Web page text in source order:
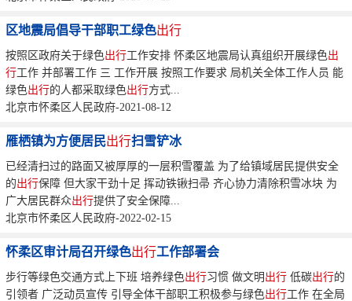
区地震局倡导干部职工绿色出行
按照区政府关于绿色出行工作安排 怀柔区地震局认真组织开展绿色出
行工作 并部署工作 三 工作开展 按照工作要求 局机关全体工作人员 能
绿色出行的人都采取绿色出行方式...
北京市怀柔区人民政府-2021-08-12
雁栖镇为方便居民出行扫雪铲冰
已经清扫过的路面又被厚厚的一层积雪覆盖 为了给镇域居民提供安全
的出行保障 但大家干劲十足 挥动铁锹扫帚 齐心协力清除积雪冰块 为
广大居民群众出行提供了安全保障...
北京市怀柔区人民政府-2022-02-15
怀柔区审计局召开绿色出行工作部署会
步行等绿色交通方式上下班 培养绿色出行习惯 做文明 出行 低碳出行的
引领者 广泛动员宣传 引导全体干部职工积极参与绿色出行工作 在全局